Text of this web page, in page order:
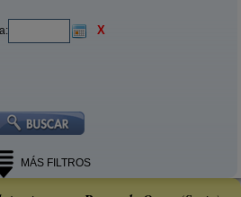
X
MÁS FILTROS